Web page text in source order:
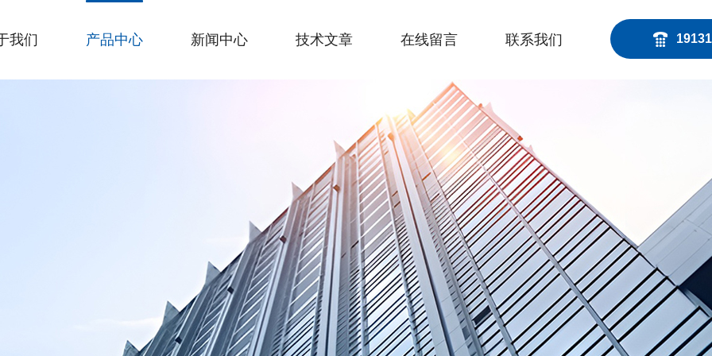
我们 产品中心 新闻中心 技术文章 在线留言 联系我们